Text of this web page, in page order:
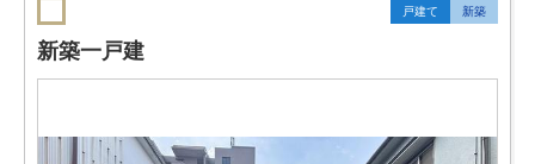
戸建て 新築
新築一戸建